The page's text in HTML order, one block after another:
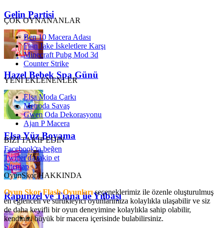
Gelin Partisi
Hazel Bebek Spa Günü
Elsa Yüz Boyama
Rapunzel ve Tiana ile Yılbaşı
ÇOK OYNANANLAR
Ben 10 Macera Adası
Finn Jake İskeletlere Karşı
Minecraft Pubg Mod 3d
Counter Strike
YENİ EKLENENLER
Elsa Moda Çarkı
Metroda Savaş
Gwen Oda Dekorasyonu
Ajan P Macera
BİZİ TAKİP EDİN
Facebook'ta beğen
Twitter'da takip et
Sitemap
OyunSkor HAKKINDA
Oyun Skor Flash Oyunlarıseçeneklerimiz ile özenle oluşturulmuş
en eğlenceli ve sürükleyici oyunlarımıza kolaylıkla ulaşabilir ve siz
de daha keyifli bir oyun deneyimine kolaylıkla sahip olabilir,
kendinizi büyük bir macera içerisinde bulabilirsiniz.